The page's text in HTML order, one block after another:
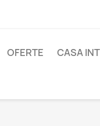
OFERTE CASA